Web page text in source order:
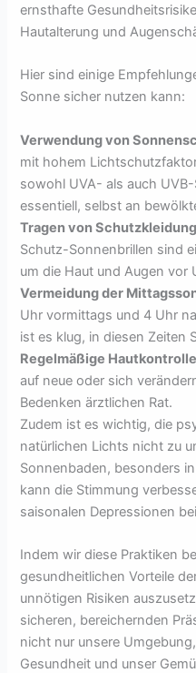
ernsthafte
Hautalterung und
Hier sind einige
Sonne sicher nutzen kann:
Verwendung von
mit hohem
sowohl UVA- als auch
essentiell, selbst an
Tragen von
Schutz-Sonnenbrillen sind
um die Haut und Augen vor
Vermeidung der
Uhr vormittags und 4 Uhr
ist es klug, in diesen Zeiten
Regelmäßige
auf neue oder sich
Bedenken ärztlichen Rat.
Zudem ist es wichtig, die
natürlichen Lichts nicht zu
Sonnenbaden, besonders
kann die Stimmung
saisonalen Depressionen
Indem wir diese Praktiken
gesundheitlichen Vorteile
unnötigen Risiken
sicheren, bereichernden
nicht nur unsere
Gesundheit und unser